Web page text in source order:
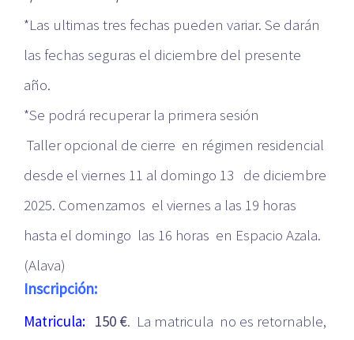
*Las ultimas tres fechas pueden variar. Se darán
las fechas seguras el diciembre del presente
año.
*Se podrá recuperar la primera sesión
Taller opcional de cierre en régimen residencial
desde el viernes 11 al domingo 13 de diciembre
2025. Comenzamos el viernes a las 19 horas
hasta el domingo las 16 horas en Espacio Azala.
(Alava)
Inscripción:
Matricula: 150 €. La matricula no es retornable,